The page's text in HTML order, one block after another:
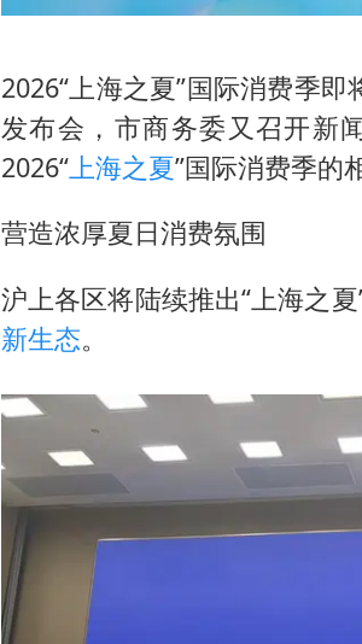
2026“上海之夏”国际消费季
发布会，市商务委又召开新
2026“上海之夏”国际消费季的
营造浓厚夏日消费氛围
沪上各区将陆续推出“上海之
新生态。